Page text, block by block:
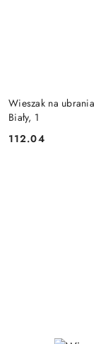
Wieszak na
Biały, 1
Cena:
112.04